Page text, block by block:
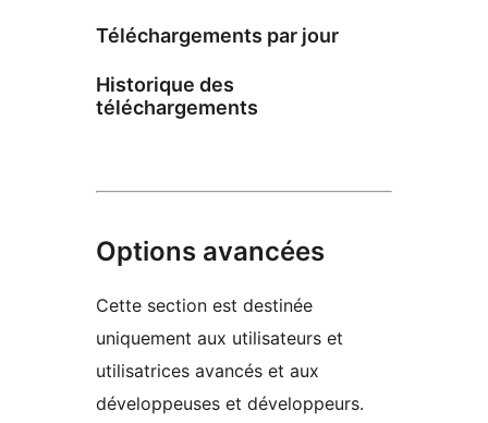
Téléchargements par jour
Historique des
téléchargements
Options avancées
Cette section est destinée
uniquement aux utilisateurs et
utilisatrices avancés et aux
développeuses et développeurs.